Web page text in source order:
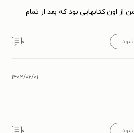
اون کتابهایی بود که بعد از تمام
۰
۱۴۰۲/۰۶/۰۱
۰